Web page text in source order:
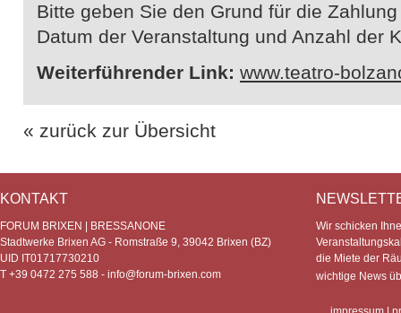
Bitte geben Sie den Grund für die
Datum der Veranstaltung und Anzahl der
Weiterführender Link: www.teatro-
« zurück zur Übersicht
KONTAKT
FORUM BRIXEN | BRESSANONE
Stadtwerke Brixen AG - Romstraße 9, 39042 Brixen (BZ)
UID IT01717730210
T +39 0472 275 588 - info@forum-brixen.com
Wir schicken
die Miete der
wichtige News